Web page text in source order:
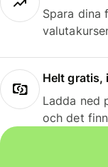
Spara dina
Helt gratis,
Ladda ned
och det